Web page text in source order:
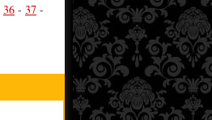
36 - 37 -